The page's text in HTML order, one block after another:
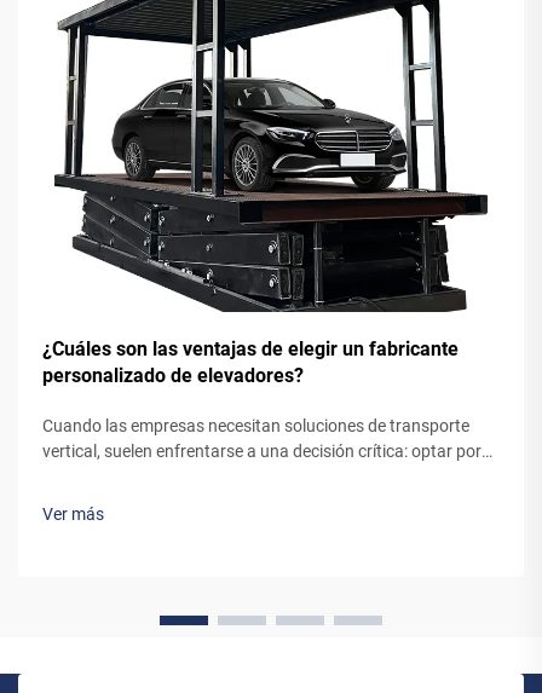
¿Cuáles son las ventajas de elegir un fabricante
personalizado de elevadores?
Cuando las empresas necesitan soluciones de transporte
vertical, suelen enfrentarse a una decisión crítica: optar por
Ver más